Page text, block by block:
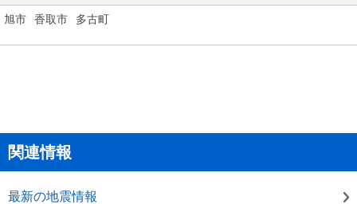
旭市 香取市 多古町
関連情報
最新の地震情報